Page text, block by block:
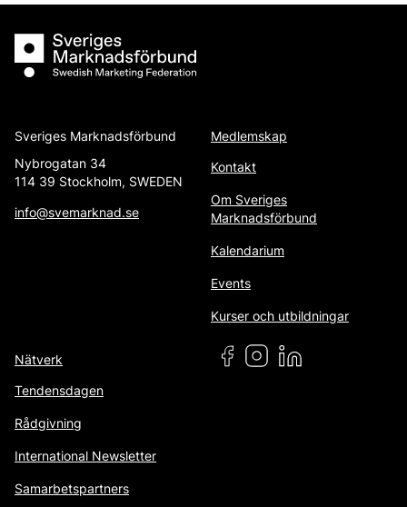
Sveriges Marknadsförbund
Sveriges Marknadsförbund
Nybrogatan 34
114 39 Stockholm, SWEDEN
info@svemarknad.se
Medlemskap
Kontakt
Om Sveriges
Marknadsförbund
Kalendarium
Events
Kurser och utbildningar
Nätverk
Tendensdagen
Rådgivning
International Newsletter
Samarbetspartners